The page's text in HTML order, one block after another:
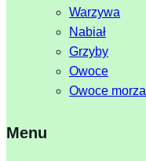
Warzywa
Nabiał
Grzyby
Owoce
Owoce morza
Menu